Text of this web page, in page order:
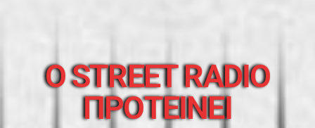
O STREET RADIO
ΠΡΟΤΕΙΝΕΙ